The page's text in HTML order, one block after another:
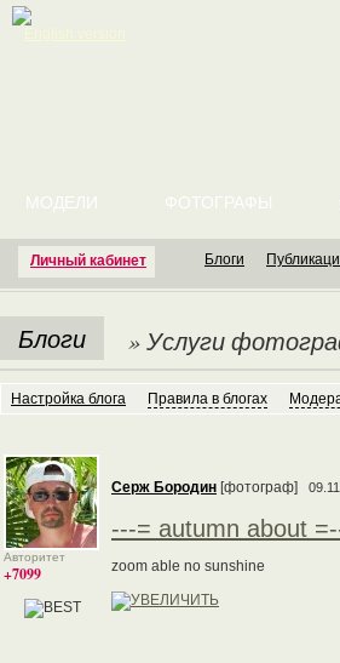
Личный кабинет
МОДЕЛИ ФОТОГРАФЫ
Блоги
Блоги » Услуги
Настройка блога Правила в блогах
Авторитет
+7099
Серж Бородин [фотограф]
---= autumn about
zoom able no sunshine